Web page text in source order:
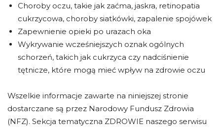
Choroby oczu, takie jak zaćma, jaskra, retinopatia
cukrzycowa, choroby siatkówki, zapalenie spojówek
Zapewnienie opieki po urazach oka
Wykrywanie wcześniejszych oznak ogólnych
schorzeń, takich jak cukrzyca czy nadciśnienie
tętnicze, które mogą mieć wpływ na zdrowie oczu
Wszelkie informacje zawarte na niniejszej stronie
dostarczane są przez Narodowy Fundusz Zdrowia
(NFZ). Sekcja tematyczna ZDROWIE naszego serwisu